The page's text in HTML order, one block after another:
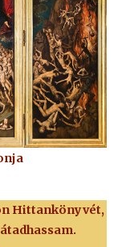
Hittankönyvét,